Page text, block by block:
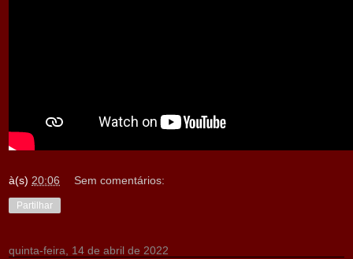
à(s) 20:06 Sem comentários:
Partilhar
quinta-feira, 14 de abril de 2022